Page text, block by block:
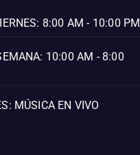
8:00 AM - 10:00 PM
10:00 AM - 8:00
MÚSICA EN VIVO